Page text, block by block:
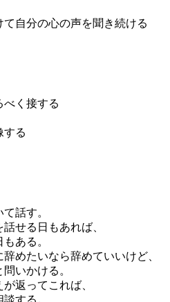
自分の心の声を聞き続ける
べく接する
する
話す。
せる日もあれば、
ある。
めたいなら辞めていいけど、
いかける。
返ってこれば、